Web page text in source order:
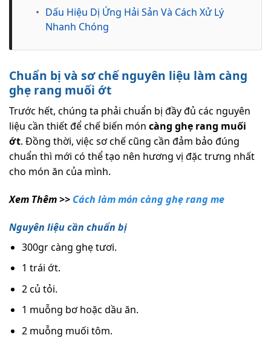
• Dấu Hiệu Dị Ứng Hải Sản Và Cách Xử Lý
Nhanh Chóng
Chuẩn bị và sơ chế nguyên liệu làm càng
ghẹ rang muối ớt
Trước hết, chúng ta phải chuẩn bị đầy đủ các nguyên
liệu cần thiết để chế biến món càng ghẹ rang muối
ớt. Đồng thời, việc sơ chế cũng cần đảm bảo đúng
chuẩn thì mới có thể tạo nên hương vị đặc trưng nhất
cho món ăn của mình.
Xem Thêm >> Cách làm món càng ghẹ rang me
Nguyên liệu cần chuẩn bị
300gr càng ghẹ tươi.
1 trái ớt.
2 củ tỏi.
1 muỗng bơ hoặc dầu ăn.
2 muỗng muối tôm.